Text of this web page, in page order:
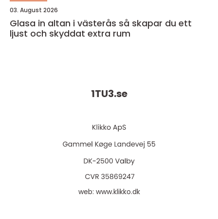
03. August 2026
Glasa in altan i västerås så skapar du ett
ljust och skyddat extra rum
1TU3.se
web: www.klikko.dk